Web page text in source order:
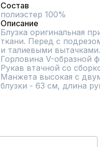
Состав
полиэстер 100%
Описание
Блузка оригинальная
ткани. Перед с
и талиевыми
Горловина V-образной
Рукав втачной со
Манжета высокая с
блузки - 63 см, длина